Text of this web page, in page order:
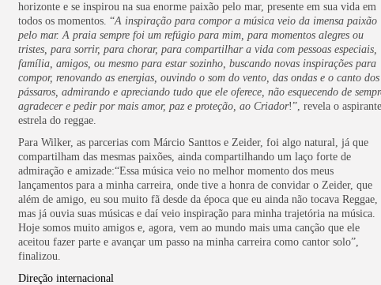
horizonte e se inspirou na sua enorme paixão pelo mar, presente em sua vida em
todos os momentos. “A inspiração para compor a música veio da imensa paixão
pelo mar. A praia sempre foi um refúgio para mim, para momentos alegres ou
tristes, para sorrir, para chorar, para compartilhar a vida com pessoas especiais,
família, amigos, ou mesmo para estar sozinho, buscando novas inspirações para
compor, renovando as energias, ouvindo o som do vento, das ondas e o canto dos
pássaros, admirando e apreciando tudo que ele oferece, não esquecendo de
agradecer e pedir por mais amor, paz e proteção, ao Criador!”, revela o
estrela do reggae.
Para Wilker, as parcerias com Márcio Santtos e Zeider, foi algo natural, já que
compartilham das mesmas paixões, ainda compartilhando um laço forte de
admiração e amizade:“Essa música veio no melhor momento dos meus
lançamentos para a minha carreira, onde tive a honra de convidar o Zeider, que
além de amigo, eu sou muito fã desde da época que eu ainda não tocava Reggae,
mas já ouvia suas músicas e daí veio inspiração para minha trajetória na música.
Hoje somos muito amigos e, agora, vem ao mundo mais uma canção que ele
aceitou fazer parte e avançar um passo na minha carreira como cantor solo”,
finalizou.
Direção internacional